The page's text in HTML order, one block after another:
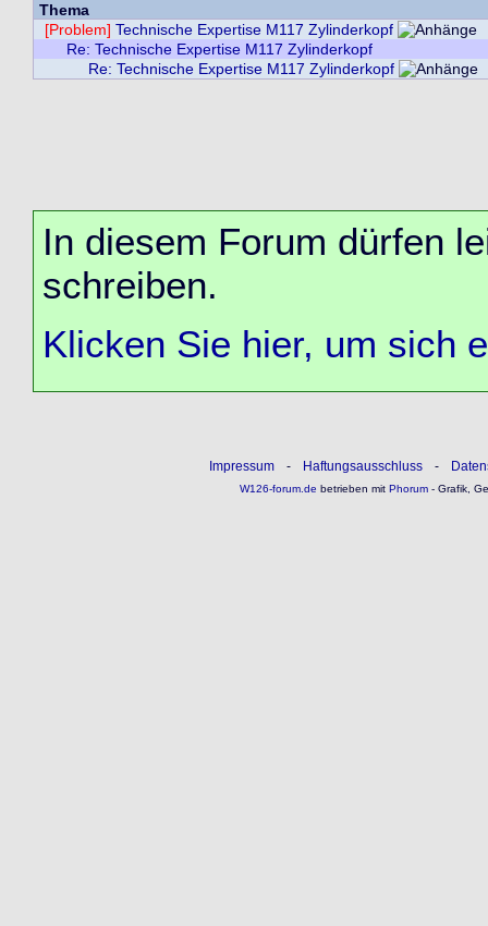
Thema
[Problem] Technische Expertise M117 Zylinderkopf
Re: Technische Expertise M117 Zylinderkopf
Re: Technische Expertise M117 Zylinderkopf
In diesem Forum dürfen
schreiben.
Klicken Sie hier, um sich
Impressum - Haftungsausschluss -
W126-forum.de betrieben mitPhorum- Grafik,